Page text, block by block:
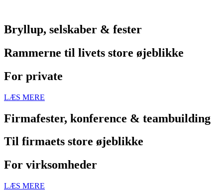
Bryllup, selskaber & fester
Rammerne til livets store øjeblikke
For private
LÆS MERE
Firmafester, konference & teambuilding
Til firmaets store øjeblikke
For virksomheder
LÆS MERE